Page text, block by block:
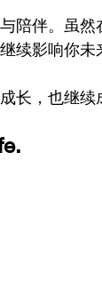
陪伴。虽
续影响你未
长，也继续